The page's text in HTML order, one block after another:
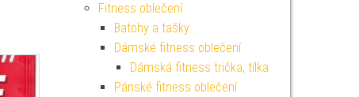
Fitness oblečení
Batohy a tašky
Dámské fitness oblečení
Dámská fitness trička, tílka
Pánské fitness oblečení